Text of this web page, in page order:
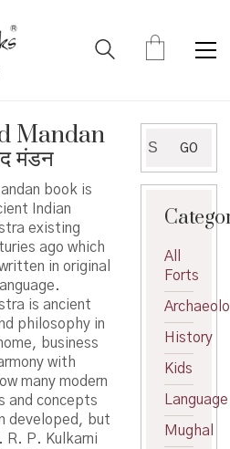
Mandan
मंडन
book is
Indian
existing
ago which
in original
is ancient
philosophy in
business
with
many modern
and concepts
developed, but
R. P. Kulkarni
for:
GO
All
Forts
History
Kids
Language
Mughal